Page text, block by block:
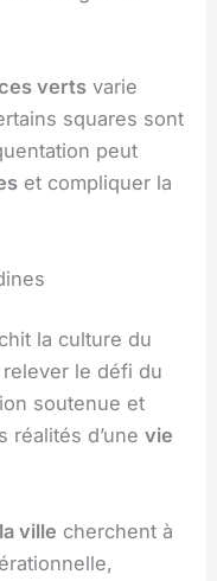
verts varie
squares sont
peut
et compliquer la
la culture du
le défi du
soutenue et
réalités d’unevie
ville cherchent à